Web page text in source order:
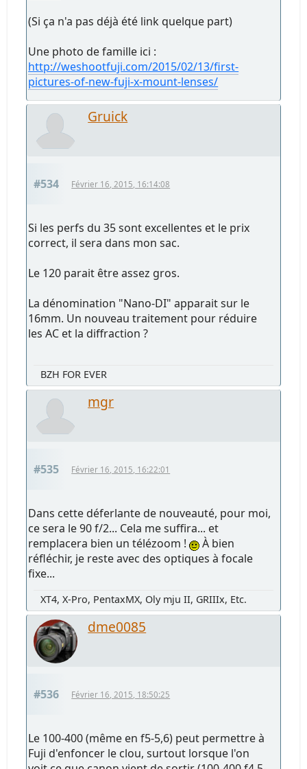
(Si ça n'a pas déjà été link quelque part)
Une photo de famille ici :
http://weshootfuji.com/2015/02/13/first-
pictures-of-new-fuji-x-mount-lenses/
Gruick
#534 Février 16, 2015, 16:14:08
Si les perfs du 35 sont excellentes et le prix
correct, il sera dans mon sac.
Le 120 parait être assez gros.
La dénomination "Nano-DI" apparait sur le
16mm. Un nouveau traitement pour réduire
les AC et la diffraction ?
BZH FOR EVER
mgr
#535 Février 16, 2015, 16:22:01
Dans cette déferlante de nouveauté, pour moi,
ce sera le 90 f/2... Cela me suffira... et
remplacera bien un télézoom !
À bien
réfléchir, je reste avec des optiques à focale
fixe...
XT4, X-Pro, PentaxMX, Oly mju II, GRIIIx, Etc.
dme0085
#536 Février 16, 2015, 18:50:25
Le 100-400 (même en f5-5,6) peut permettre à
Fuji d'enfoncer le clou, surtout lorsque l'on